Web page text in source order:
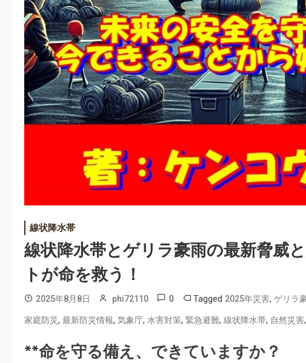
線状降水帯
線状降水帯とゲリラ豪雨の最新脅威
トが命を救う！
2025年8月8日 phi72110 0 Tagged 2025年災害, ゲリラ
家庭防災, 最新防災情報, 気象庁, 水害対策, 緊急避難, 線状降水帯, 自然災害,
**命を守る備え、できていますか？